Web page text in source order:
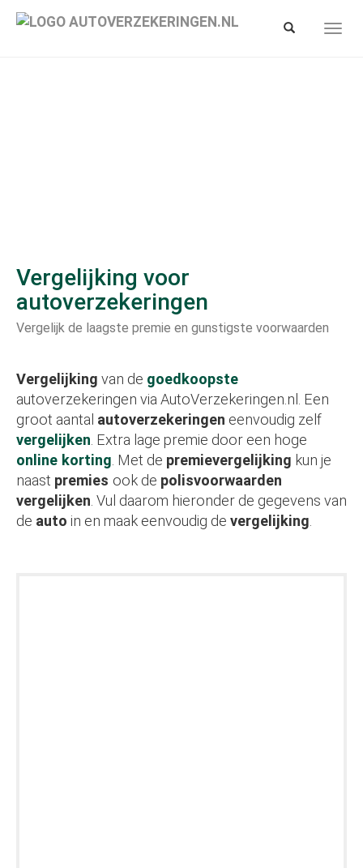
naar
Toon/verberg
Vergelijking voor
autoverzekeringen
Vergelijk de laagste premie en gunstigste voorwaarden
Vergelijking van de goedkoopste
autoverzekeringen via AutoVerzekeringen.nl. Een
groot aantal autoverzekeringen eenvoudig zelf
vergelijken . Extra lage premie door een hoge
online korting . Met de premievergelijking kun je
naast premies ook de polisvoorwaarden
vergelijken . Vul daarom hieronder de gegevens van
de auto in en maak eenvoudig de vergelijking